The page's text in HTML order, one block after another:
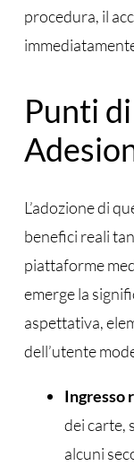
procedura, il
Punti
L’adozione di
benefici reali
piattaforme
emerge la
aspettativa,
dell’utente
Ingresso
dei carte,
alcuni